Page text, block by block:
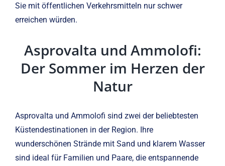
Sie mit öffentlichen Verkehrsmitteln nur schwer
erreichen würden.
Asprovalta und Ammolofi:
Der Sommer im Herzen der
Natur
Asprovalta und Ammolofi sind zwei der beliebtesten
Küstendestinationen in der Region. Ihre
wunderschönen Strände mit Sand und klarem Wasser
sind ideal für Familien und Paare, die entspannende